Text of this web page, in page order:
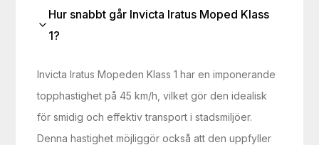
Hur snabbt går Invicta Iratus Moped Klass
1?
Invicta Iratus Mopeden Klass 1 har en imponerande
topphastighet på 45 km/h, vilket gör den idealisk
för smidig och effektiv transport i stadsmiljöer.
Denna hastighet möjliggör också att den uppfyller